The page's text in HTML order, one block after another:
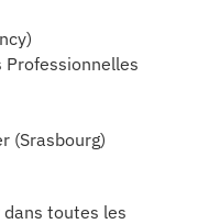
Professionnelles
(Srasbourg)
dans toutes les